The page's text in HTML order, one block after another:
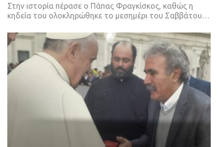
Στην ιστορία πέρασε ο Πάπας Φραγκίσκος, καθώς η
κηδεία του ολοκληρώθηκε το μεσημέρι του Σαββάτου…